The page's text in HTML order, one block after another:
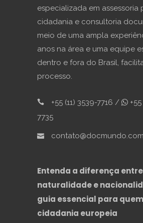
especializada em assessoria
cidadania e consultoria
meio de uma ampla
anos na área e uma equipe
dentro e fora do Brasil,
processo.
+55 (11) 3539-7716 /
7735
Entenda a diferença entre
naturalidade e
guia essencial para
cidadania europeia